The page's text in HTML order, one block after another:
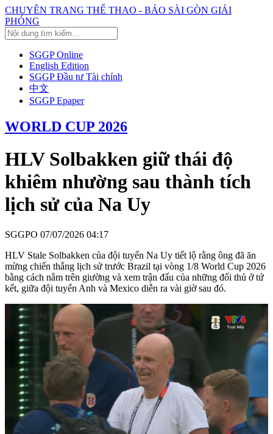
CHUYÊN TRANG THỂ THAO - BÁO SÀI GÒN GIẢI
PHÓNG
SGGP Online
English Edition
SGGP Đầu tư Tài chính
中文
SGGP Epaper
WORLD CUP 2026
HLV Solbakken giữ thái độ
khiêm nhường sau thành tích
lịch sử của Na Uy
SGGPO 07/07/2026 04:17
HLV Stale Solbakken của đội tuyển Na Uy tiết lộ rằng ông đã ăn
mừng chiến thắng lịch sử trước Brazil tại vòng 1/8 World Cup 2026
bằng cách nằm trên giường và xem trận đấu của những đối thủ ở tứ
kết, giữa đội tuyển Anh và Mexico diễn ra vài giờ sau đó.